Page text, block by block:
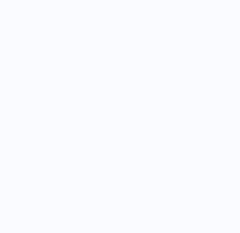
e um social)